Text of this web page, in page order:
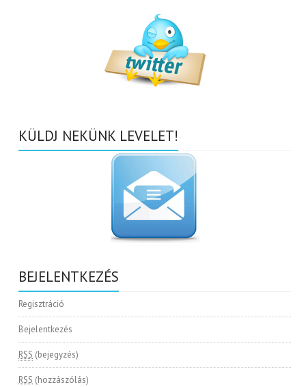
KÜLDJ NEKÜNK LEVELET!
BEJELENTKEZÉS
Regisztráció
Bejelentkezés
RSS (bejegyzés)
RSS (hozzászólás)